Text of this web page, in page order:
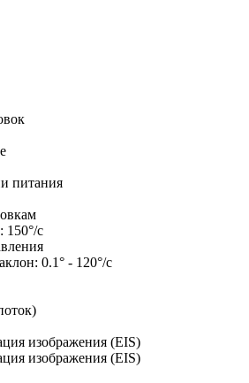
питания
150°/с
0.1° - 120°/с
изображения (EIS)
изображения (EIS)